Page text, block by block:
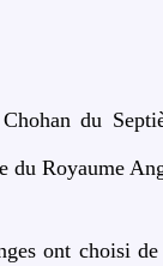
du
du Royaume
ont choisi